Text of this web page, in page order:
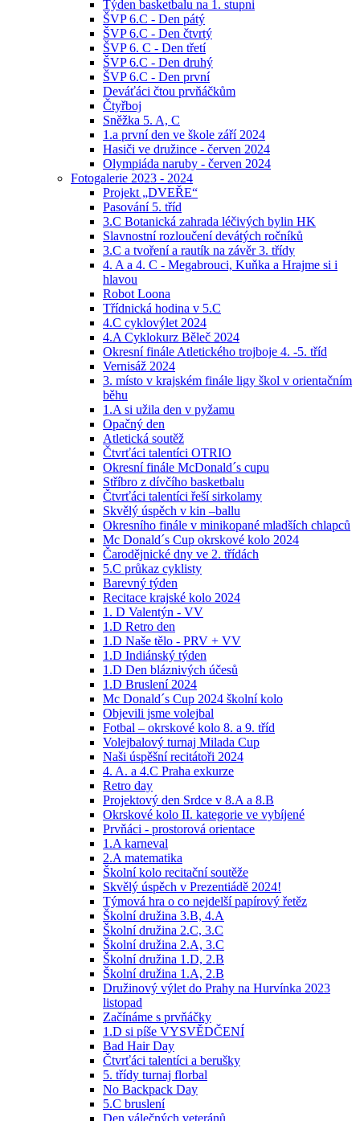
Týden basketbalu na 1. stupni
ŠVP 6.C - Den pátý
ŠVP 6.C - Den čtvrtý
ŠVP 6. C - Den třetí
ŠVP 6.C - Den druhý
ŠVP 6.C - Den první
Deváťáci čtou prvňáčkům
Čtyřboj
Sněžka 5. A, C
1.a první den ve škole září 2024
Hasiči ve družince - červen 2024
Olympiáda naruby - červen 2024
Fotogalerie 2023 - 2024
Projekt „DVEŘE“
Pasování 5. tříd
3.C Botanická zahrada léčivých bylin HK
Slavnostní rozloučení devátých ročníků
3.C a tvoření a rautík na závěr 3. třídy
4. A a 4. C - Megabrouci, Kuňka a Hrajme si i
hlavou
Robot Loona
Třídnická hodina v 5.C
4.C cyklovýlet 2024
4.A Cyklokurz Běleč 2024
Okresní finále Atletického trojboje 4. -5. tříd
Vernisáž 2024
3. místo v krajském finále ligy škol v orientačním
běhu
1.A si užila den v pyžamu
Opačný den
Atletická soutěž
Čtvrťáci talentíci OTRIO
Okresní finále McDonald´s cupu
Stříbro z dívčího basketbalu
Čtvrťáci talentíci řeší sirkolamy
Skvělý úspěch v kin –ballu
Okresního finále v minikopané mladších chlapců
Mc Donald´s Cup okrskové kolo 2024
Čarodějnické dny ve 2. třídách
5.C průkaz cyklisty
Barevný týden
Recitace krajské kolo 2024
1. D Valentýn - VV
1.D Retro den
1.D Naše tělo - PRV + VV
1.D Indiánský týden
1.D Den bláznivých účesů
1.D Bruslení 2024
Mc Donald´s Cup 2024 školní kolo
Objevili jsme volejbal
Fotbal – okrskové kolo 8. a 9. tříd
Volejbalový turnaj Milada Cup
Naši úspěšní recitátoři 2024
4. A. a 4.C Praha exkurze
Retro day
Projektový den Srdce v 8.A a 8.B
Okrskové kolo II. kategorie ve vybíjené
Prvňáci - prostorová orientace
1.A karneval
2.A matematika
Školní kolo recitační soutěže
Skvělý úspěch v Prezentiádě 2024!
Týmová hra o co nejdelší papírový řetěz
Školní družina 3.B, 4.A
Školní družina 2.C, 3.C
Školní družina 2.A, 3.C
Školní družina 1.D, 2.B
Školní družina 1.A, 2.B
Družinový výlet do Prahy na Hurvínka 2023
listopad
Začínáme s prvňáčky
1.D si píše VYSVĚDČENÍ
Bad Hair Day
Čtvrťáci talentíci a berušky
5. třídy turnaj florbal
No Backpack Day
5.C bruslení